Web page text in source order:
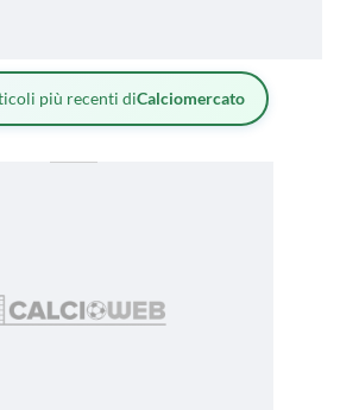
più recenti diCalciomercato